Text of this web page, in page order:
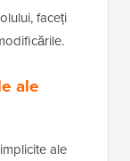
faceți
ale
ale